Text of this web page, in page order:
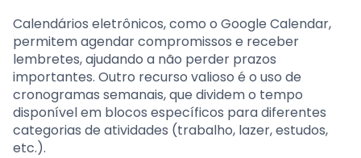
Calendários eletrônicos, como o Google Calendar,
permitem agendar compromissos e receber
lembretes, ajudando a não perder prazos
importantes. Outro recurso valioso é o uso de
cronogramas semanais, que dividem o tempo
disponível em blocos específicos para diferentes
categorias de atividades (trabalho, lazer, estudos,
etc.).